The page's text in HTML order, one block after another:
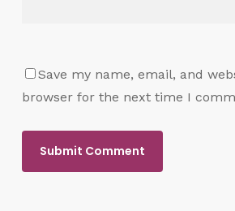
Save my name, email, and
browser for the next time I